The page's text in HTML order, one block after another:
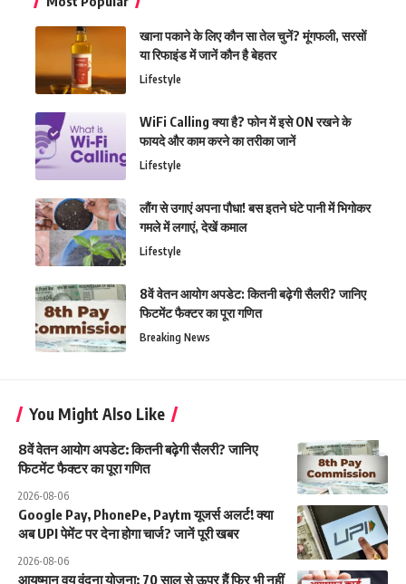
खाना पकाने के लिए कौन सा तेल चुनें? मूंगफली, सरसों
या रिफाइंड में जानें कौन है बेहतर
Lifestyle
WiFi Calling क्या है? फोन में इसे ON रखने के
फायदे और काम करने का तरीका जानें
Lifestyle
लौंग से उगाएं अपना पौधा! बस इतने घंटे पानी में भिगोकर
गमले में लगाएं, देखें कमाल
Lifestyle
8वें वेतन आयोग अपडेट: कितनी बढ़ेगी सैलरी? जानिए
फिटमेंट फैक्टर का पूरा गणित
Breaking News
You Might Also Like
8वें वेतन आयोग अपडेट: कितनी बढ़ेगी सैलरी? जानिए
फिटमेंट फैक्टर का पूरा गणित
2026-08-06
Google Pay, PhonePe, Paytm यूजर्स अलर्ट! क्या
अब UPI पेमेंट पर देना होगा चार्ज? जानें पूरी खबर
2026-08-06
आयुष्मान वय वंदना योजना: 70 साल से ऊपर हैं फिर भी नहीं